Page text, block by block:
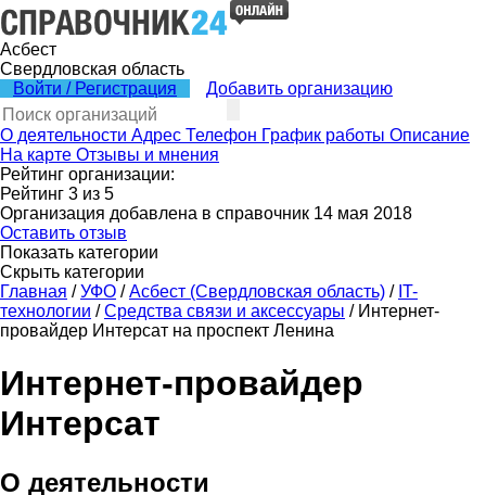
Асбест
Свердловская область
Войти / Регистрация
Добавить организацию
О деятельности Адрес Телефон График работы Описание
На карте Отзывы и мнения
Рейтинг организации:
Рейтинг 3 из 5
Организация добавлена в справочник 14 мая 2018
Оставить отзыв
Показать категории
Скрыть категории
Главная / УФО / Асбест (Свердловская область) / IT-
технологии / Средства связи и аксессуары / Интернет-
провайдер Интерсат на проспект Ленина
Интернет-провайдер
Интерсат
О деятельности